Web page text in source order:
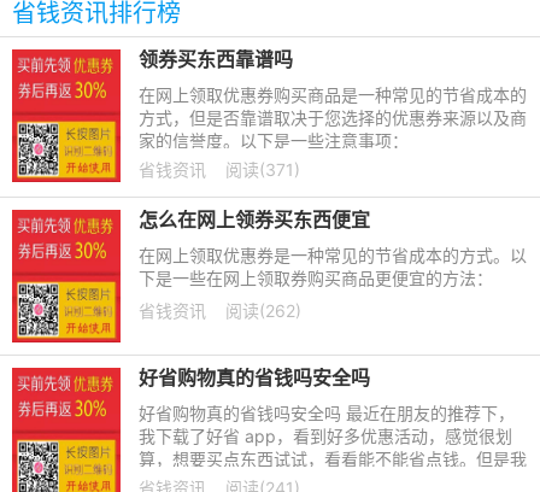
省钱资讯排行榜
领券买东西靠谱吗
在网上领取优惠券购买商品是一种常见的节省成本的
方式，但是否靠谱取决于您选择的优惠券来源以及商
家的信誉度。以下是一些注意事项：
省钱资讯
阅读(371)
怎么在网上领券买东西便宜
在网上领取优惠券是一种常见的节省成本的方式。以
下是一些在网上领取券购买商品更便宜的方法：
省钱资讯
阅读(262)
好省购物真的省钱吗安全吗
好省购物真的省钱吗安全吗 最近在朋友的推荐下，
我下载了好省 app，看到好多优惠活动，感觉很划
算，想要买点东西试试，看看能不能省点钱。但是我
是第一次下载这个软件，也不知道它是个什么东西，
省钱资讯 阅读(241)